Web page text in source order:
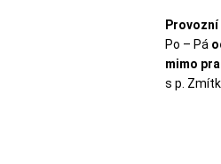
Po – Pá
mimo
s p.